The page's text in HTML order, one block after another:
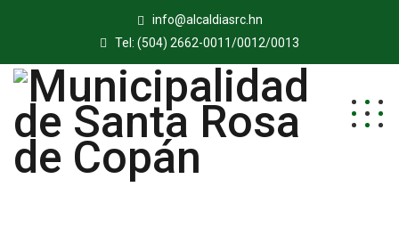
info@alcaldiasrc.hn
Tel: (504) 2662-0011/0012/0013